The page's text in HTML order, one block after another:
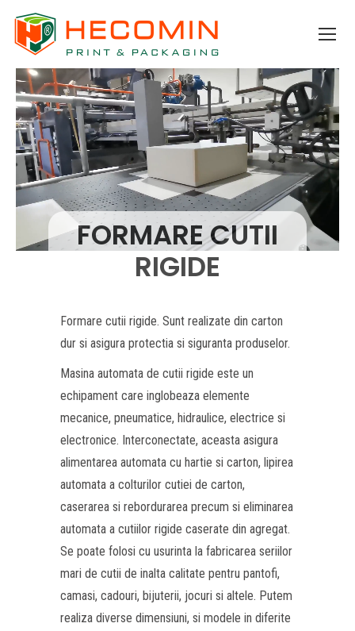
FORMARE CUTII
RIGIDE
Formare cutii rigide. Sunt realizate din carton
dur si asigura protectia si siguranta produselor.
Masina automata de cutii rigide este un
echipament care inglobeaza elemente
mecanice, pneumatice, hidraulice, electrice si
electronice. Interconectate, aceasta asigura
alimentarea automata cu hartie si carton, lipirea
automata a colturilor cutiei de carton,
caserarea si rebordurarea precum si eliminarea
automata a cutiilor rigide caserate din agregat.
Se poate folosi cu usurinta la fabricarea seriilor
mari de cutii de inalta calitate pentru pantofi,
camasi, cadouri, bijuterii, jocuri si altele. Putem
realiza diverse dimensiuni, si modele in diferite